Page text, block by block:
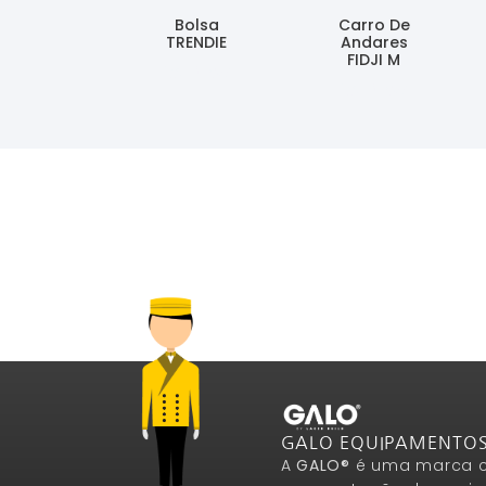
Bolsa
TRENDIE
Carro De
Andares
FIDJI M
GALO
AGALO® é uma marca